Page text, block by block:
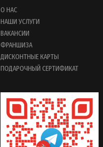
О НАС
НАШИ УСЛУГИ
ВАКАНСИИ
ФРАНШИЗА
ДИСКОНТНЫЕ КАРТЫ
ПОДАРОЧНЫЙ СЕРТИФИКАТ